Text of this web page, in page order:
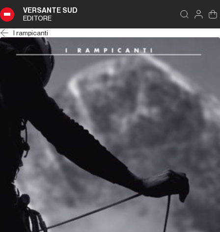
VERSANTE SUD
EDITORE
I rampicanti